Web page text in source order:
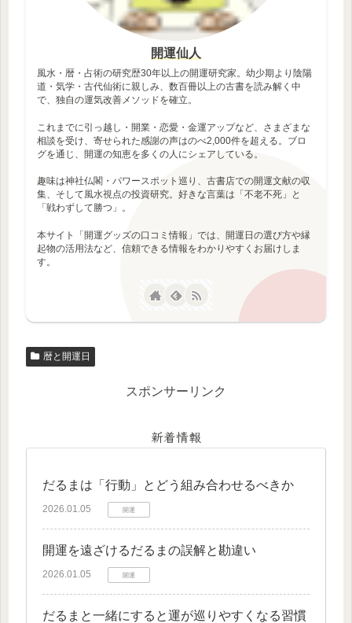
開運仙人
風水・暦・占術の研究歴30年以上の開運研究家。幼少期より陰陽
道・気学・古代仙術に親しみ、数百冊以上の古書を読み解く中
で、独自の運気改善メソッドを確立。
これまでに引っ越し・開業・恋愛・金運アップなど、さまざまな
相談を受け、寄せられた感謝の声はのべ2,000件を超える。ブロ
グを通じ、開運の知恵を多くの人にシェアしている。
趣味は神社仏閣・パワースポット巡り、古書店での開運文献の収
集、そして風水視点の投資研究。好きな言葉は「不老不死」と
「戦わずして勝つ」。
本サイト「開運グッズの口コミ情報」では、開運日の選び方や縁
起物の活用法など、信頼できる情報をわかりやすくお届けしま
す。
暦と開運日
スポンサーリンク
新着情報
だるまは「行動」とどう組み合わせるべきか
2026.01.05 開運
開運を遠ざけるだるまの誤解と勘違い
2026.01.05 開運
だるまと一緒にすると運が巡りやすくなる習慣